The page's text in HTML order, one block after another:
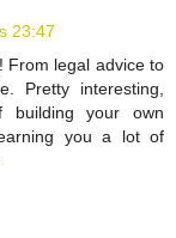
23:47
From legal advice to
Pretty interesting,
building your own
you a lot of